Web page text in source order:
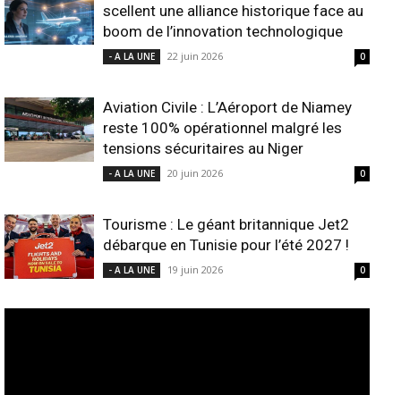
scellent une alliance historique face au
boom de l’innovation technologique
- A LA UNE 22 juin 2026 0
Aviation Civile : L’Aéroport de Niamey
reste 100% opérationnel malgré les
tensions sécuritaires au Niger
- A LA UNE 20 juin 2026 0
Tourisme : Le géant britannique Jet2
débarque en Tunisie pour l’été 2027 !
- A LA UNE 19 juin 2026 0